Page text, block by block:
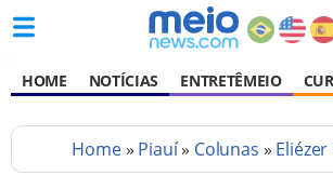
HOME NOTÍCIAS ENTRETÊMEIO
Home» Piauí» Colunas »